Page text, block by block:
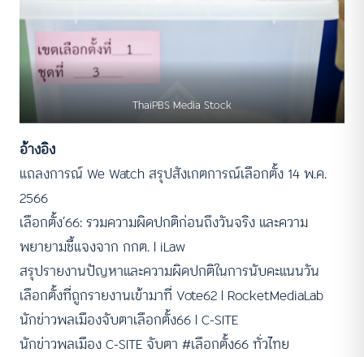
ThaiPBS Media Stock
อ้างอิง
แถลงการณ์ We Watch สรุปสังเกตการณ์เลือกตั้ง 14 พ.ค.
2566
เลือกตั้ง’66: รวมความผิดปกติก่อนถึงวันจริง และความ
พยายามชี้แจงจาก กกต. l iLaw
สรุปรายงานปัญหาและความผิดปกติในการนับคะแนนวัน
เลือกตั้งที่ถูกรายงานเข้ามาที่ Vote62 l RocketMediaLab
นักข่าวพลเมืองจับตาเลือกตั้ง66 l C-SITE
นักข่าวพลเมือง C-SITE จับตา #เลือกตั้ง66 ทั่วไทย